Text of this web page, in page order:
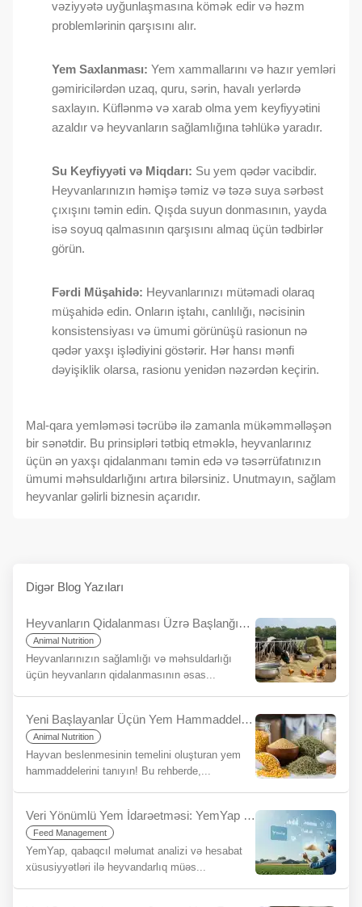
vəziyyətə uyğunlaşmasına kömək edir və həzm
problemlərinin qarşısını alır.
Yem Saxlanması: Yem xammallarını və hazır yemləri
gəmiricilərdən uzaq, quru, sərin, havalı yerlərdə
saxlayın. Küflənmə və xarab olma yem keyfiyyətini
azaldır və heyvanların sağlamlığına təhlükə yaradır.
Su Keyfiyyəti və Miqdarı: Su yem qədər vacibdir.
Heyvanlarınızın həmişə təmiz və təzə suya sərbəst
çıxışını təmin edin. Qışda suyun donmasının, yayda
isə soyuq qalmasının qarşısını almaq üçün tədbirlər
görün.
Fərdi Müşahidə: Heyvanlarınızı mütəmadi olaraq
müşahidə edin. Onların iştahı, canlılığı, nəcisinin
konsistensiyası və ümumi görünüşü rasionun nə
qədər yaxşı işlədiyini göstərir. Hər hansı mənfi
dəyişiklik olarsa, rasionu yenidən nəzərdən keçirin.
Mal-qara yemləməsi təcrübə ilə zamanla mükəmməlləşən
bir sənətdir. Bu prinsipləri tətbiq etməklə, heyvanlarınız
üçün ən yaxşı qidalanmanı təmin edə və təsərrüfatınızın
ümumi məhsuldarlığını artıra bilərsiniz. Unutmayın, sağlam
heyvanlar gəlirli biznesin açarıdır.
Digər Blog Yazıları
Heyvanların Qidalanması Üzrə Başlanğıc Prinsipləri
Animal Nutrition
Heyvanlarınızın sağlamlığı və məhsuldarlığı
üçün heyvanların qidalanmasının əsas...
Yeni Başlayanlar Üçün Yem Hammaddeleri Nelerdir?
Animal Nutrition
Hayvan beslenmesinin temelini oluşturan yem
hammaddelerini tanıyın! Bu rehberde,...
Veri Yönümlü Yem İdarəetməsi: YemYap ilə Daha Məlumatlı Qərarlar Qəbul Edin, Davamlılığınızı Artırın
Feed Management
YemYap, qabaqcıl məlumat analizi və hesabat
xüsusiyyətləri ilə heyvandarlıq müəs...